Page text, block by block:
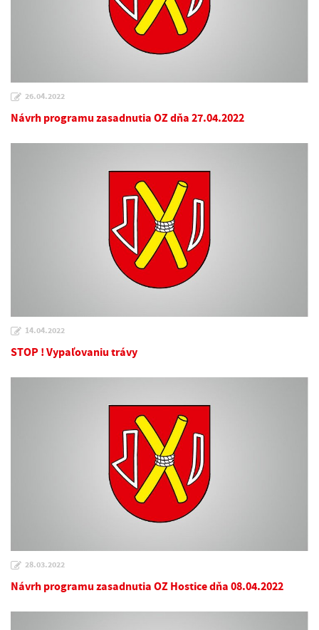
26.04.2022
Návrh programu zasadnutia OZ dňa 27.04.2022
14.04.2022
STOP ! Vypaľovaniu trávy
28.03.2022
Návrh programu zasadnutia OZ Hostice dňa 08.04.2022